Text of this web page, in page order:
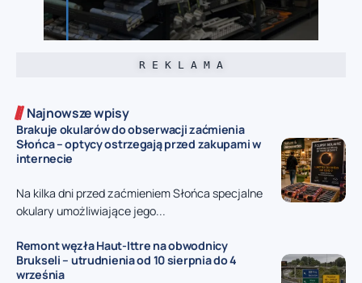
R E K L A M A
Najnowsze wpisy
Brakuje okularów do obserwacji zaćmienia
Słońca – optycy ostrzegają przed zakupami w
internecie
Na kilka dni przed zaćmieniem Słońca specjalne
okulary umożliwiające jego...
Remont węzła Haut-Ittre na obwodnicy
Brukseli – utrudnienia od 10 sierpnia do 4
września